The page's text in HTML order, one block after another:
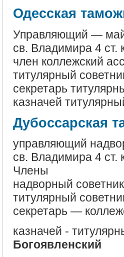
Одесская
Управляющий —
св. Владимира 4 ст.
член коллежский
титулярный
секретарь
казначей
Дубоссарская
управляющий
св. Владимира 4 ст.
Члены
надворный
титулярный
секретарь —
казначей -
Богоявленский